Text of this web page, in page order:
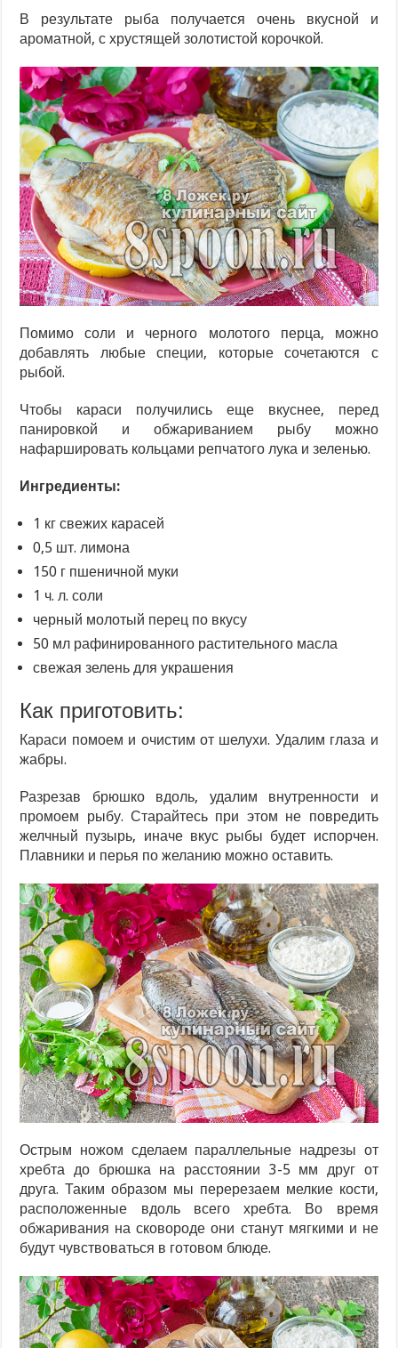
В результате рыба получается очень вкусной и
ароматной, с хрустящей золотистой корочкой.
Помимо соли и черного молотого перца, можно
добавлять любые специи, которые сочетаются с
рыбой.
Чтобы караси получились еще вкуснее, перед
панировкой и обжариванием рыбу можно
нафаршировать кольцами репчатого лука и зеленью.
Ингредиенты:
1 кг свежих карасей
0,5 шт. лимона
150 г пшеничной муки
1 ч. л. соли
черный молотый перец по вкусу
50 мл рафинированного растительного масла
свежая зелень для украшения
Как приготовить:
Караси помоем и очистим от шелухи. Удалим глаза и
жабры.
Разрезав брюшко вдоль, удалим внутренности и
промоем рыбу. Старайтесь при этом не повредить
желчный пузырь, иначе вкус рыбы будет испорчен.
Плавники и перья по желанию можно оставить.
Острым ножом сделаем параллельные надрезы от
хребта до брюшка на расстоянии 3-5 мм друг от
друга. Таким образом мы перерезаем мелкие кости,
расположенные вдоль всего хребта. Во время
обжаривания на сковороде они станут мягкими и не
будут чувствоваться в готовом блюде.